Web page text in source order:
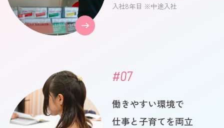
入社8年目 ※中途入社
#07
働きやすい環境で
仕事と子育てを両立